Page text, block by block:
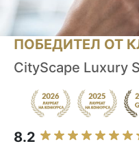
ПОБЕДИТЕЛ ОТ
CityScape Luxury
8.2